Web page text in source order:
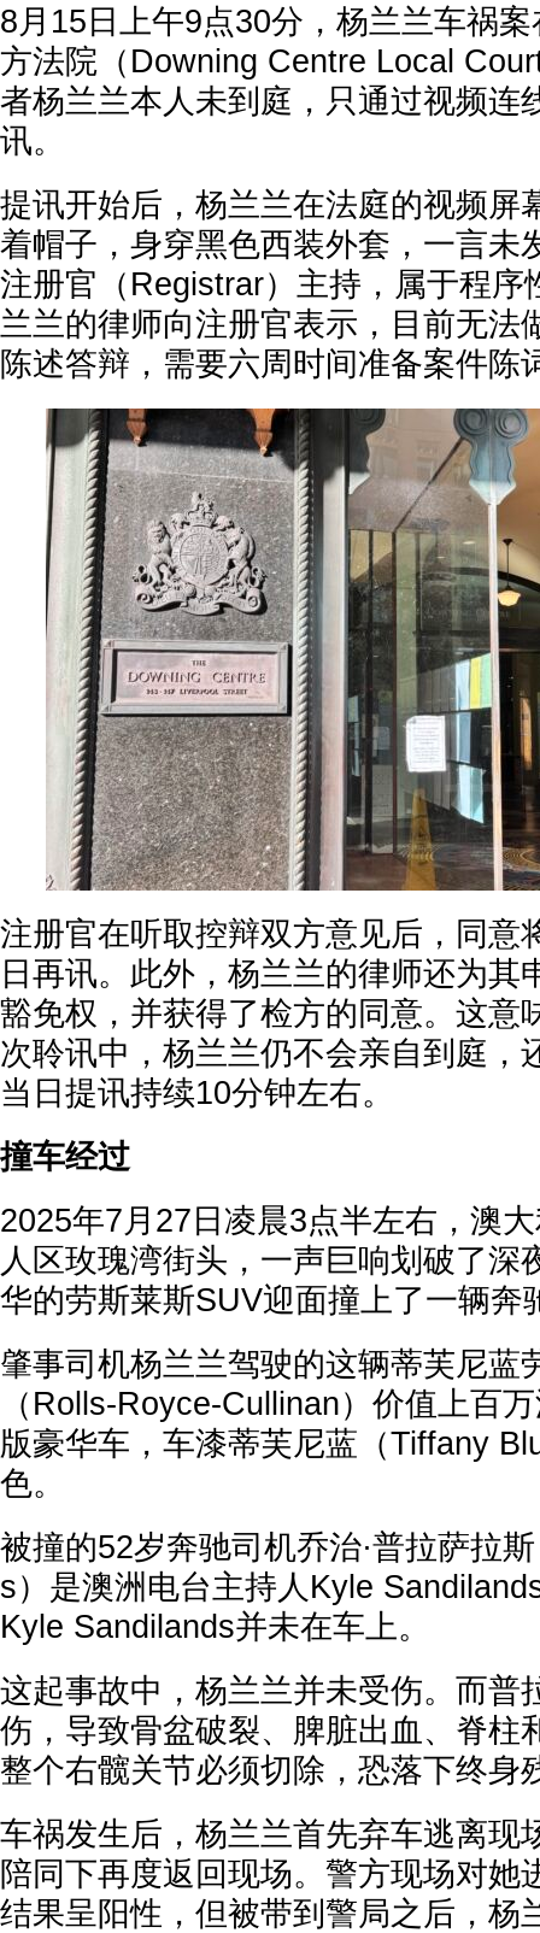
8月15日上午9点30分，杨兰兰车祸
方法院（Downing Centre Local
者杨兰兰本人未到庭，只通过视频连
讯。
提讯开始后，杨兰兰在法庭的视频屏
着帽子，身穿黑色西装外套，一言未
注册官（Registrar）主持，属于程序
兰兰的律师向注册官表示，目前无法
陈述答辩，需要六周时间准备案件陈
注册官在听取控辩双方意见后，同意
日再讯。此外，杨兰兰的律师还为其
豁免权，并获得了检方的同意。这意
次聆讯中，杨兰兰仍不会亲自到庭，
当日提讯持续10分钟左右。
撞车经过
2025年7月27日凌晨3点半左右，澳
人区玫瑰湾街头，一声巨响划破了深
华的劳斯莱斯SUV迎面撞上了一辆奔
肇事司机杨兰兰驾驶的这辆蒂芙尼蓝
（Rolls-Royce-Cullinan）价值上百
版豪华车，车漆蒂芙尼蓝（Tiffany
色。
被撞的52岁奔驰司机乔治·普拉萨拉
s）是澳洲电台主持人Kyle
Kyle Sandilands并未在车上。
这起事故中，杨兰兰并未受伤。而普
伤，导致骨盆破裂、脾脏出血、脊柱
整个右髋关节必须切除，恐落下终身
车祸发生后，杨兰兰首先弃车逃离现
陪同下再度返回现场。警方现场对她
结果呈阳性，但被带到警局之后，杨